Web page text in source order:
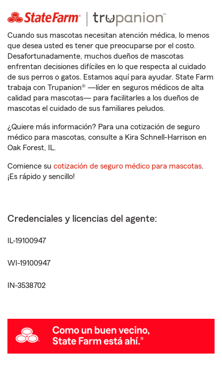
Cuando sus mascotas necesitan atención médica, lo menos
que desea usted es tener que preocuparse por el costo.
Desafortunadamente, muchos dueños de mascotas
enfrentan decisiones difíciles en lo que respecta al cuidado
de sus perros o gatos. Estamos aquí para ayudar. State Farm
trabaja con Trupanion® —líder en seguros médicos de alta
calidad para mascotas— para facilitarles a los dueños de
mascotas el cuidado de sus familiares peludos.
¿Quiere más información? Para una cotización de seguro
médico para mascotas, consulte a Kira Schnell-Harrison en
Oak Forest, IL.
Comience su cotización de seguro médico para mascotas.
¡Es rápido y sencillo!
Credenciales y licencias del agente:
IL-19100947
WI-19100947
IN-3538702